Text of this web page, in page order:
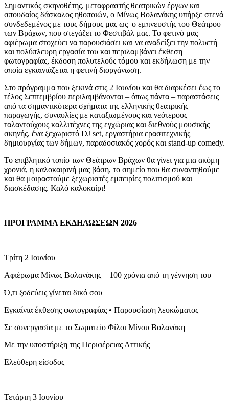
Σημαντικός σκηνοθέτης, μεταφραστής θεατρικών έργων και
σπουδαίος δάσκαλος ηθοποιών, ο Μίνως Βολανάκης υπήρξε στενά
συνδεδεμένος με τους δήμους μας ως ο εμπνευστής του Θεάτρου
των Βράχων, που στεγάζει το Φεστιβάλ μας. Το φετινό μας
αφιέρωμα στοχεύει να παρουσιάσει και να αναδείξει την πολυετή
και πολύπλευρη εργασία του και περιλαμβάνει έκθεση
φωτογραφίας, έκδοση πολυτελούς τόμου και εκδήλωση με την
οποία εγκαινιάζεται η φετινή διοργάνωση.
Στο πρόγραμμα που ξεκινά στις 2 Ιουνίου και θα διαρκέσει έως το
τέλος Σεπτεμβρίου περιλαμβάνονται – όπως πάντα – παραστάσεις
από τα σημαντικότερα σχήματα της ελληνικής θεατρικής
παραγωγής, συναυλίες με καταξιωμένους και νεότερους
ταλαντούχους καλλιτέχνες της εγχώριας και διεθνούς μουσικής
σκηνής, ένα ξεχωριστό DJ set, εργαστήρια ερασιτεχνικής
δημιουργίας των δήμων, παραδοσιακός χορός και stand-up comedy.
Το επιβλητικό τοπίο των Θεάτρων Βράχων θα γίνει για μια ακόμη
χρονιά, η καλοκαιρινή μας βάση, το σημείο που θα συναντηθούμε
και θα μοιραστούμε ξεχωριστές εμπειρίες πολιτισμού και
διασκέδασης. Καλό καλοκαίρι!
ΠΡΟΓΡΑΜΜΑ ΕΚΔΗΛΩΣΕΩΝ 2026
Τρίτη 2 Ιουνίου
Αφιέρωμα Μίνως Βολανάκης – 100 χρόνια από τη γέννηση του
Ό,τι ξοδεύεις γίνεται δικό σου
Εγκαίνια έκθεσης φωτογραφίας • Παρουσίαση λευκώματος
Σε συνεργασία με το Σωματείο Φίλοι Μίνου Βολανάκη
Με την υποστήριξη της Περιφέρειας Αττικής
Ελεύθερη είσοδος
Τετάρτη 3 Ιουνίου